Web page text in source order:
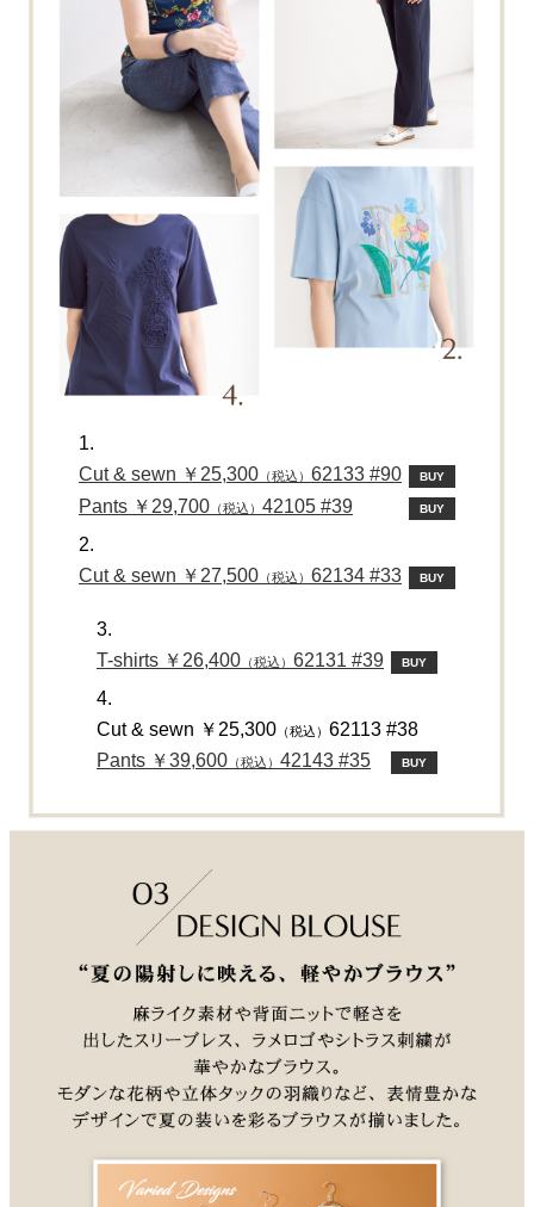
1.
Cut & sewn ￥25,300 （税込） 62133 #90 BUY
Pants ￥29,700 （税込） 42105 #39 BUY
2.
Cut & sewn ￥27,500 （税込） 62134 #33 BUY
3.
T-shirts ￥26,400 （税込） 62131 #39 BUY
4.
Cut & sewn ￥25,300 （税込） 62113 #38
Pants ￥39,600 （税込） 42143 #35 BUY